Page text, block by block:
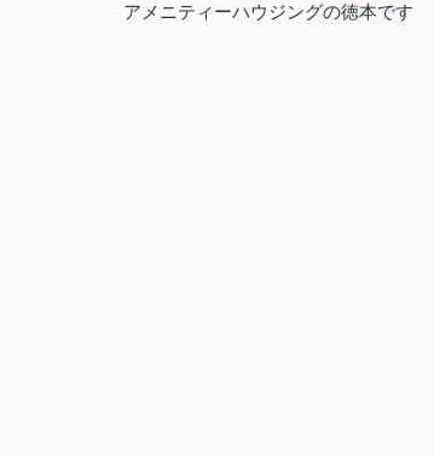
アメニティーハウジングの徳本です